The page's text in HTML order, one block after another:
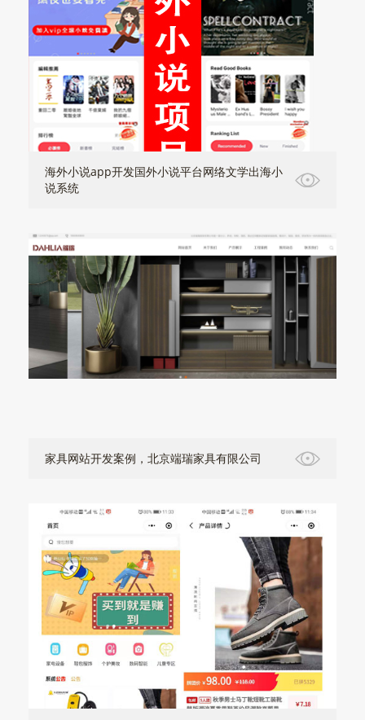
海外小说app开发国外小说平台网络文学出海小
说系统
家具网站开发案例，北京端瑞家具有限公司